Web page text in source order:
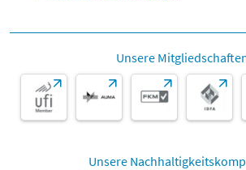
Unsere
Unsere